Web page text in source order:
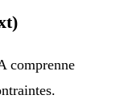
comprenne